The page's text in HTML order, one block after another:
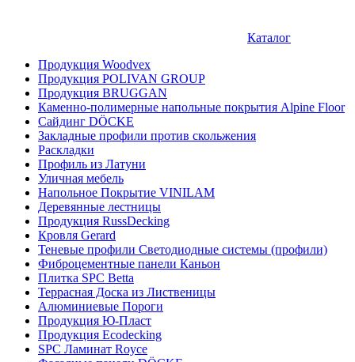
Каталог
Продукция Woodvex
Продукция POLIVAN GROUP
Продукция BRUGGAN
Каменно-полимерные напольные покрытия Alpine Floor
Сайдинг DÖCKE
Закладные профили против скольжения
Раскладки
Профиль из Латуни
Уличная мебель
Напольное Покрытие VINILAM
Деревянные лестницы
Продукция RussDecking
Кровля Gerard
Теневые профили Светодиодные системы (профили)
Фиброцементные панели Каньон
Плитка SPC Betta
Террасная Доска из Лиственицы
Алюминиевые Пороги
Продукция Ю-Пласт
Продукция Ecodecking
SPC Ламинат Royce